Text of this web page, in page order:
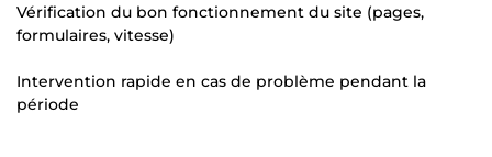
Vérification du bon fonctionnement du site (pages,
formulaires, vitesse)
Intervention rapide en cas de problème pendant la
période